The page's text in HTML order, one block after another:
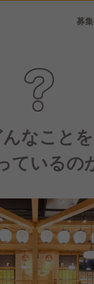
募
んなことを
ているの